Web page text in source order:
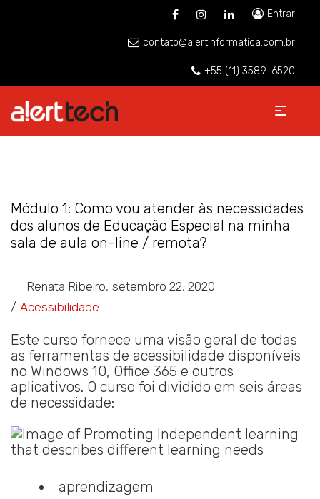
Entrar
contato@alertinformatica.com.br
+55 (11) 3589-6520
Módulo 1: Como vou atender às necessidades
dos alunos de Educação Especial na minha
sala de aula on-line / remota?
Renata Ribeiro Posted
setembro 22, 2020
Posted
Acessibilidade
Este curso fornece uma visão geral de todas
as ferramentas de acessibilidade disponíveis
no Windows 10, Office 365 e outros
aplicativos. O curso foi dividido em seis áreas
de necessidade:
aprendizagem